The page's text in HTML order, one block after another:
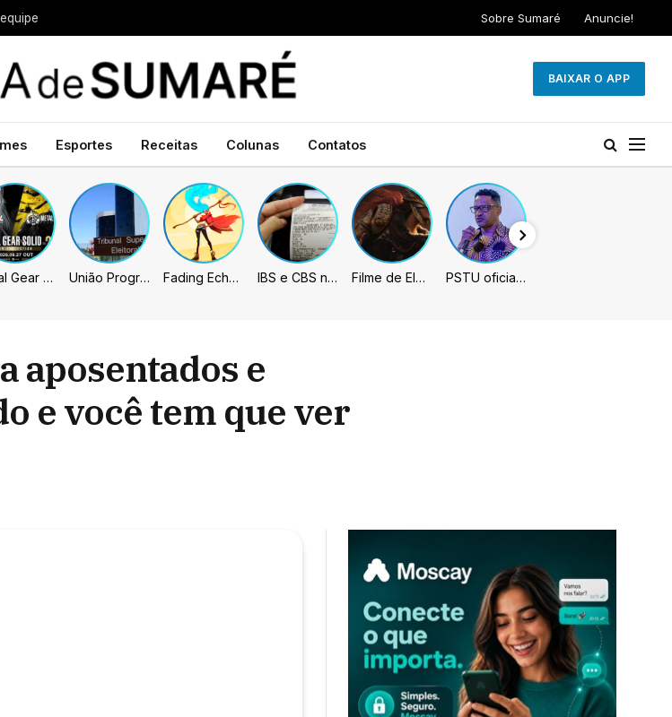
Sobre Sumaré Anuncie!
BAIXAR O APP
Esportes Receitas Colunas Contatos
Metal Gear Solid: Master Collection 2 terá legendas e menus em portugues União Progressista e PL terão mais tempo de propaganda eleitoral Fading Echo – Review IBS e CBS necessitarão constar nas notas fiscais com início desta 2ª. Entenda Filme de Elden Ring tem gravações concluídas, mas ainda fica longe do lançamento PSTU oficializa Hertz Dias como candidato à Presidência da República
aposentados e
e você tem que ver